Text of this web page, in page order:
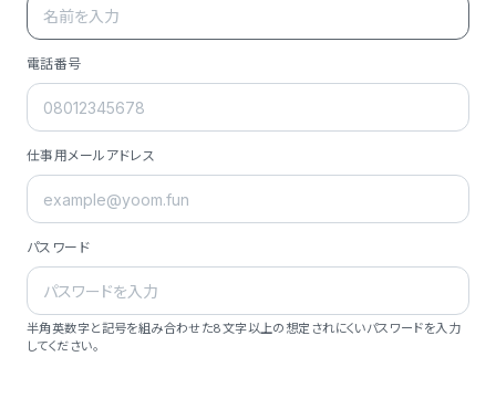
電話番号
仕事用メールアドレス
パスワード
半角英数字と記号を組み合わせた8文字以上の想定されにくいパスワードを入力
してください。